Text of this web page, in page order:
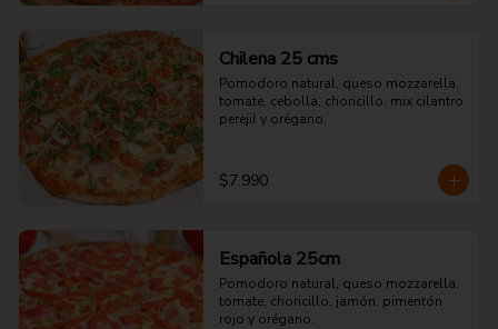
Chilena 25 cms
Pomodoro natural, queso mozzarella,
tomate, cebolla, choricillo, mix cilantro
perejil y orégano.
$7.990
Española 25cm
Pomodoro natural, queso mozzarella,
tomate, choricillo, jamón, pimentón
rojo y orégano.